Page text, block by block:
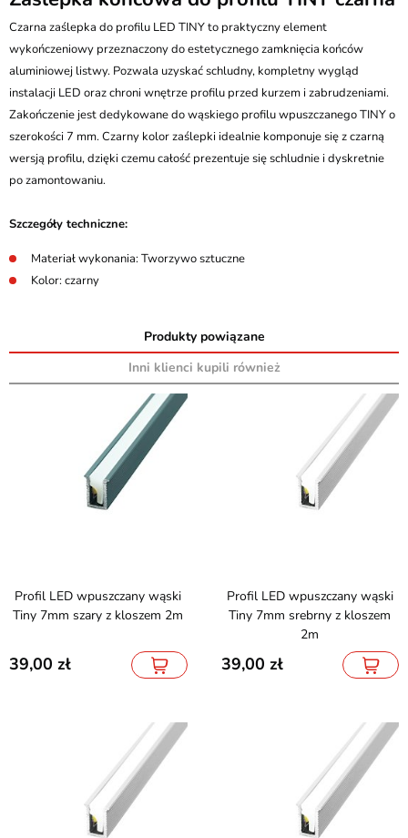
Pobranie:
Poczta Polska Kurier 48H - 16 zł
Kurier GLS - 20 zł
Przesyłka Gabarytowa - 35 zł
506 336 320
kontakt@ledstyl.pl
Czarna zaślepka do profilu LED TINY to praktyczny element
wykończeniowy przeznaczony do estetycznego zamknięcia końców
aluminiowej listwy. Pozwala uzyskać schludny, kompletny wygląd
instalacji LED oraz chroni wnętrze profilu przed kurzem i zabrudzeniami.
Zakończenie jest dedykowane do wąskiego profilu wpuszczanego TINY o
szerokości 7 mm. Czarny kolor zaślepki idealnie komponuje się z czarną
wersją profilu, dzięki czemu całość prezentuje się schludnie i dyskretnie
po zamontowaniu.
Szczegóły techniczne:
Materiał wykonania: Tworzywo sztuczne
Kolor: czarny
Produkty powiązane
Inni klienci kupili również
Profil LED wpuszczany wąski
Tiny 7mm szary z kloszem 2m
39,00
Profil LED wpuszczany wąski
Tiny 7mm srebrny z kloszem
2m
39,00